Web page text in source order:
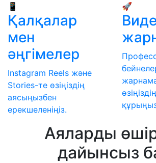
📱
Қалқалар
мен
әңгімелер
Instagram Reels және
Stories-те өзіңіздің
аясыңызбен
ерекшеленіңіз.
🚀
Аяларды
дайынсыз